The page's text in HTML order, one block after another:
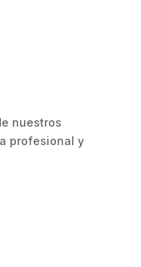
nuestros
profesional y